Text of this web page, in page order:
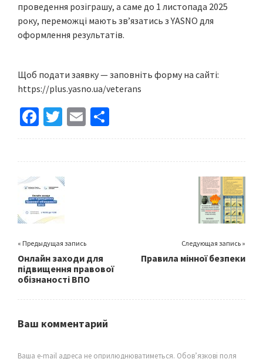
проведення розіграшу, а саме до 1 листопада 2025
року, переможці мають зв’язатись з YASNO для
оформлення результатів.
Щоб подати заявку — заповніть форму на сайті:
https://plus.yasno.ua/veterans
Fa
ce
o
k
T
wi
er
E
m h
« Предыдущая запись
Онлайн заходи для
підвищення правової
обізнаності ВПО
Следующая запись »
Правила мінної безпеки
Ваш комментарий
Ваша e-mail адреса не оприлюднюватиметься. Обов’язкові поля